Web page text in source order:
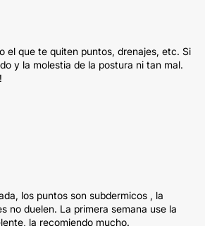
el que te quiten puntos, drenajes, etc. Si
y la molestia de la postura ni tan mal.
los puntos son subdermicos , la
no duelen. La primera semana use la
la recomiendo mucho.